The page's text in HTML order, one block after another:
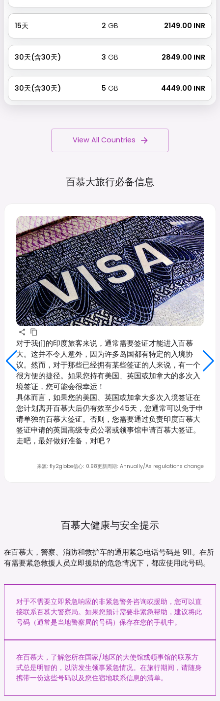
15天 2 GB ₹ 2149.00 INR
30天(含30天) 3 GB ₹ 2849.00 INR
30天(含30天) 5 GB ₹ 4449.00 INR
View All Countries
百慕大旅行必备信息
对于我们的印度旅客来说，通常需要签证才能进入百慕
大。这并不令人意外，因为许多岛国都有特定的入境协
议。然而，对于那些已经拥有某些签证的人来说，有一个
很方便的捷径。如果您持有美国、英国或加拿大的多次入
境签证，您可能会很幸运！
具体而言，如果您的美国、英国或加拿大多次入境签证在
您计划离开百慕大后仍有效至少45天，您通常可以免于申
请单独的百慕大签证。否则，您需要通过负责印度百慕大
签证申请的英国高级专员公署或领事馆申请百慕大签证。
走吧，最好做好准备，对吧？
来源: fly2globe信心: 0.98更新周期: Annually/As regulations change
百慕大健康与安全提示
在百慕大，警察、消防和救护车的通用紧急电话号码是 911。在所
有需要紧急救援人员立即援助的危急情况下，都应使用此号码。
对于不需要立即紧急响应的非紧急警务咨询或援助，您可以直
接联系百慕大警察局。如果您预计需要非紧急帮助，建议将此
号码（通常是当地警察局的号码）保存在您的手机中。
在百慕大，了解您所在国家/地区的大使馆或领事馆的联系方
式总是明智的，以防发生领事紧急情况。在旅行期间，请随身
携带一份这些号码以及您住宿地联系信息的清单。